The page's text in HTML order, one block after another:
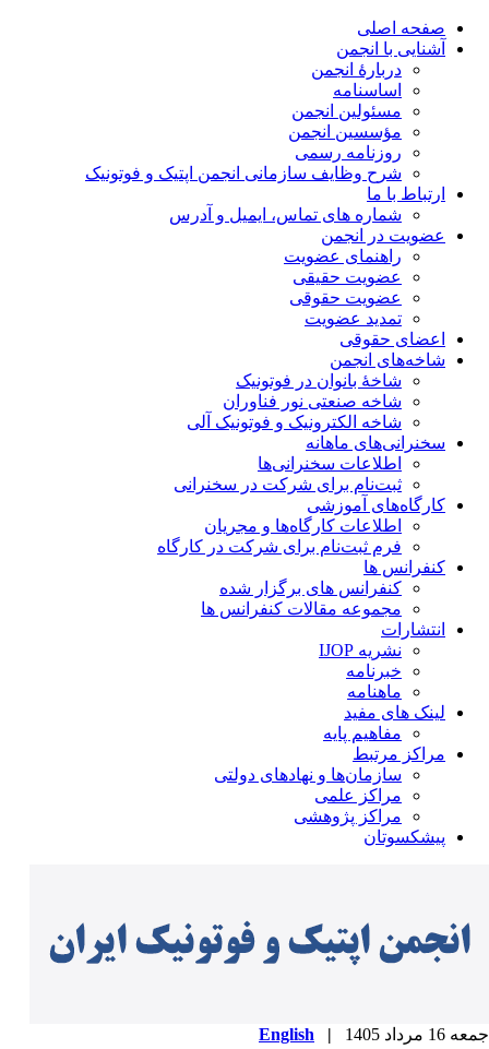
صفحه اصلی
آشنایی با انجمن
دربارۀ انجمن
اساسنامه
مسئولین انجمن
مؤسسین انجمن
روزنامه رسمی
شرح وظایف سازمانی انجمن اپتیک و فوتونیک
ارتباط با ما
شماره های تماس، ایمیل و آدرس
عضویت در انجمن
راهنمای عضویت
عضویت حقیقی
عضویت حقوقی
تمدید عضویت
اعضای حقوقی
شاخه‌های انجمن
شاخۀ بانوان در فوتونیک
شاخه صنعتی نور فناوران
شاخه‌ الکترونیک و فوتونیک آلی
سخنرانی‌های ماهانه
اطلاعات سخنرانی‌‌ها
ثبت‌نام برای شرکت در سخنرانی
کارگاه‌های آموزشی
اطلاعات کارگاه‌ها و مجریان
فرم ثبت‌نام برای شرکت در کارگاه
کنفرانس ها
کنفرانس های برگزار شده
مجموعه مقالات کنفرانس ها
انتشارات
نشریه IJOP
خبرنامه
ماهنامه
لینک های مفید
مفاهیم پایه
مراکز مرتبط
سازمان‌ها و نهادهای دولتی
مراکز علمی
مراکز پژوهشی
پیشکسوتان
مرداد 1405 |
English